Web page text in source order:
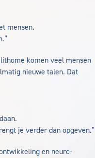
mensen.
komen veel mensen
nieuwe talen. Dat
je verder dan opgeven.”
en neuro-